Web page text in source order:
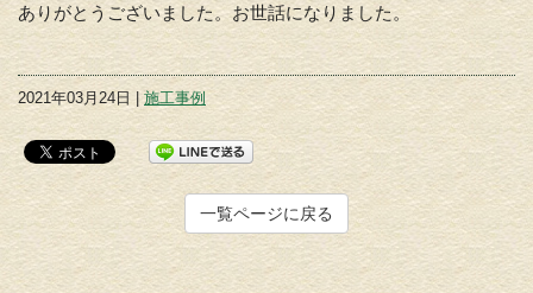
ありがとうございました。お世話になりました。
2021年03月24日 | 施工事例
一覧ページに戻る